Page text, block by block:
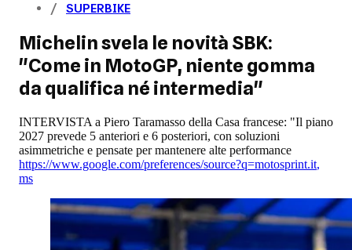
SUPERBIKE
Michelin svela le novità SBK:
"Come in MotoGP, niente gomma
da qualifica né intermedia"
INTERVISTA a Piero Taramasso della Casa francese: "Il piano
2027 prevede 5 anteriori e 6 posteriori, con soluzioni
asimmetriche e pensate per mantenere alte performance
https://www.google.com/preferences/source?q=motosprint.it,
ms